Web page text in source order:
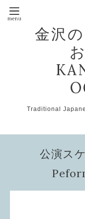
金沢
Traditional
公演ス